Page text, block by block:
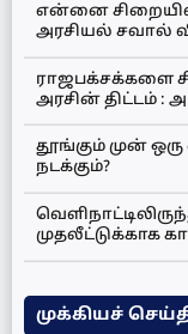
என்னை
அரசியல் சவால்
ராஜபக்சக்களை
அரசின் திட்டம் :
தூங்கும் முன்
நடக்கும்?
முதலீட்டுக்காக
முக்கியச்